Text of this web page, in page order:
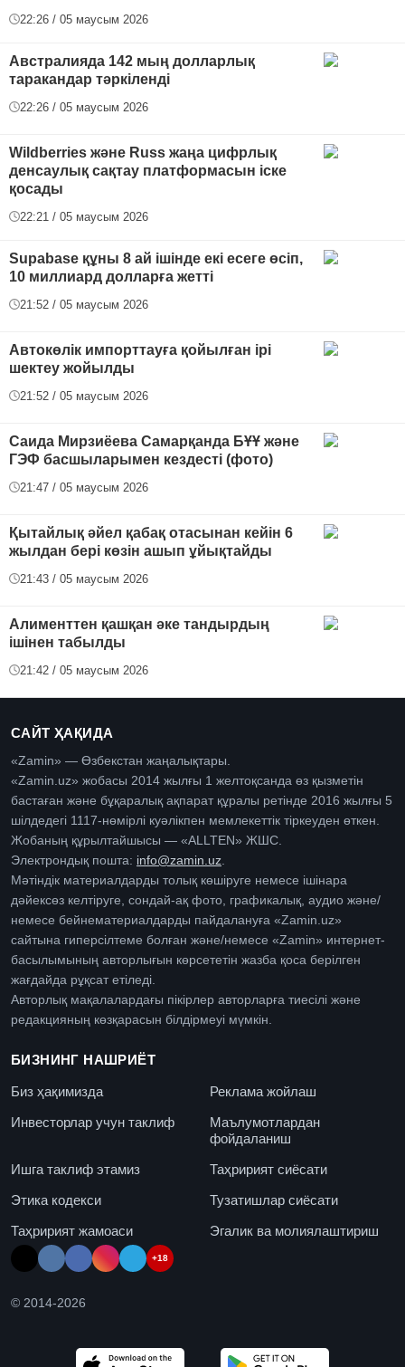
22:26 / 05 маусым 2026
Австралияда 142 мың долларлық
таракандар тәркіленді
22:26 / 05 маусым 2026
Wildberries және Russ жаңа цифрлық
денсаулық сақтау платформасын іске
қосады
22:21 / 05 маусым 2026
Supabase құны 8 ай ішінде екі есеге өсіп,
10 миллиард долларға жетті
21:52 / 05 маусым 2026
Автокөлік импорттауға қойылған ірі
шектеу жойылды
21:52 / 05 маусым 2026
Саида Мирзиёева Самарқанда БҰҰ және
ГЭФ басшыларымен кездесті (фото)
21:47 / 05 маусым 2026
Қытайлық әйел қабақ отасынан кейін 6
жылдан бері көзін ашып ұйықтайды
21:43 / 05 маусым 2026
Алименттен қашқан әке тандырдың
ішінен табылды
21:42 / 05 маусым 2026
САЙТ ҲАҚИДА
«Zamin» — Өзбекстан жаңалықтары.
«Zamin.uz» жобасы 2014 жылғы 1 желтоқсанда өз қызметін
бастаған және бұқаралық ақпарат құралы ретінде 2016 жылғы 5
шілдедегі 1117-нөмірлі куәлікпен мемлекеттік тіркеуден өткен.
Жобаның құрылтайшысы — «ALLTEN» ЖШС.
Электрондық пошта: info@zamin.uz
Мәтіндік материалдарды толық көшіруге немесе ішінара
дәйексөз келтіруге, сондай-ақ фото, графикалық, аудио және/
немесе бейнематериалдарды пайдалануға «Zamin.uz»
сайтына гиперсілтеме болған және/немесе «Zamin» интернет-
басылымының авторлығын көрсететін жазба қоса берілген
жағдайда рұқсат етіледі.
Авторлық мақалалардағы пікірлер авторларға тиесілі және
редакцияның көзқарасын білдірмеуі мүмкін.
БИЗНИНГ НАШРИЁТ
Биз ҳақимизда
Реклама жойлаш
Инвесторлар учун таклиф
Маълумотлардан
фойдаланиш
Ишга таклиф этамиз
Таҳририят сиёсати
Этика кодекси
Тузатишлар сиёсати
Таҳририят жамоаси
Эгалик ва молиялаштириш
+18
© 2014-2026